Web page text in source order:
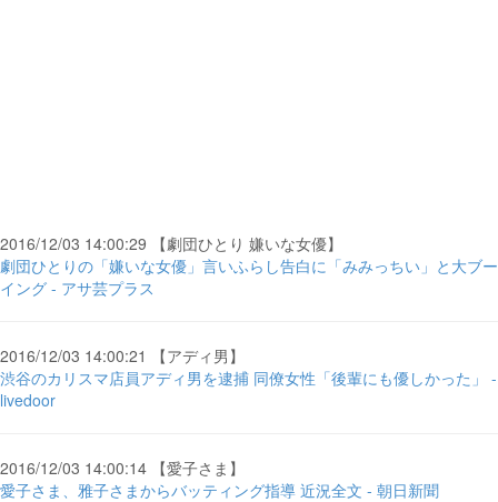
2016/12/03 14:00:29 【劇団ひとり 嫌いな女優】
劇団ひとりの「嫌いな女優」言いふらし告白に「みみっちい」と大ブー
イング - アサ芸プラス
2016/12/03 14:00:21 【アディ男】
渋谷のカリスマ店員アディ男を逮捕 同僚女性「後輩にも優しかった」 -
livedoor
2016/12/03 14:00:14 【愛子さま】
愛子さま、雅子さまからバッティング指導 近況全文 - 朝日新聞